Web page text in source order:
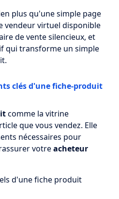
réassurance intégrer
à l'achat ?
votre fiche-produit
?
fréquentes à
de fiches-produit
plus qu'une simple page
vendeur virtuel disponible
de vente silencieux, et
qui transforme un simple
clés d'une fiche-produit
comme la vitrine
que vous vendez. Elle
nécessaires pour
votreacheteur
d'une fiche produit